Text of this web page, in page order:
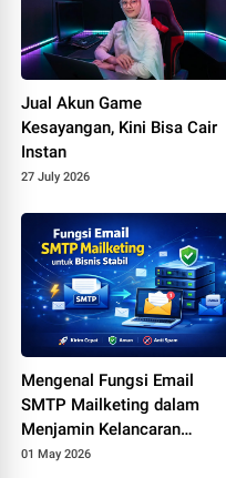
Jual Akun Game
Kesayangan, Kini Bisa Cair
Instan
27 July 2026
Mengenal Fungsi Email
SMTP Mailketing dalam
Menjamin Kelancaran
Komunikasi Bisnis
01 May 2026